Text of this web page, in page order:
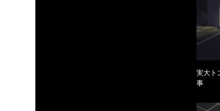
実大ト
事